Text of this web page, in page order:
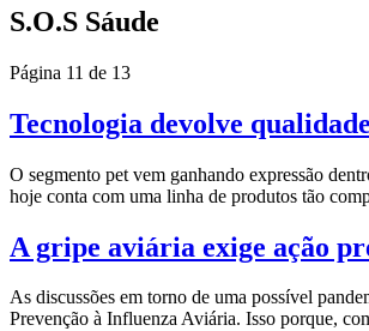
S.O.S Sáude
Página 11 de 13
Tecnologia devolve
O segmento pet vem ganhando expressão
hoje conta com uma linha de produtos tão
A gripe aviária exige ação
As discussões em torno de uma possível
Prevenção à Influenza Aviária. Isso porque,